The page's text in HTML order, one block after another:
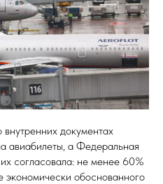
документах
авиабилеты, а Федеральная
согласовала: не менее 60%
экономически обоснованного